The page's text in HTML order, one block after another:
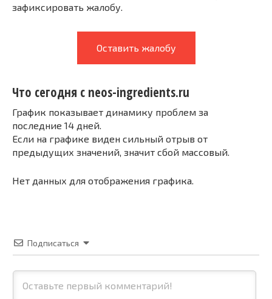
зафиксировать жалобу.
Оставить жалобу
Что сегодня с neos-ingredients.ru
График показывает динамику проблем за
последние 14 дней.
Если на графике виден сильный отрыв от
предыдущих значений, значит сбой массовый.
Нет данных для отображения графика.
Подписаться